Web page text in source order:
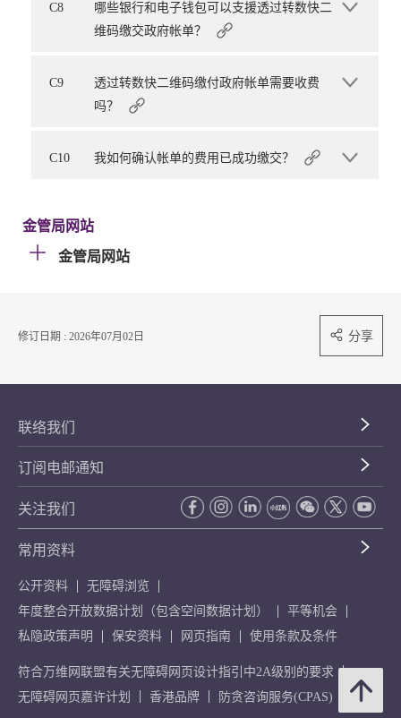
C8
哪些银行和电子钱包可以支援透过转数快二
维码缴交政府帐单？
C9
透过转数快二维码缴付政府帐单需要收费
吗？
C10 我如何确认帐单的费用已成功缴交？
金管局网站
金管局网站
修订日期 : 2026年07月02日 分享
联络我们
订阅电邮通知
关注我们
常用资料
公开资料
无障碍浏览
年度整合开放数据计划（包含空间数据计划）
平等机会
私隐政策声明
保安资料 网页指南 使用条款及条件
符合万维网联盟有关无障碍网页设计指引中2A级别的要求
无障碍网页嘉许计划
香港品牌 防贪咨询服务(CPAS)